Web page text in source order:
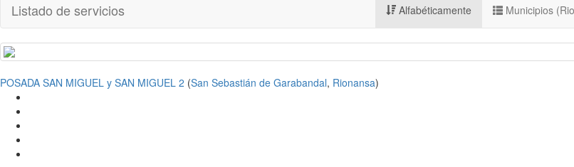
Listado de servicios Alfabéticamente Municipios
POSADA SAN MIGUEL y SAN MIGUEL 2 (San Sebastián de Garabandal, Rionansa)